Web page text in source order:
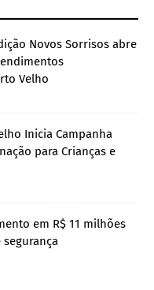
Novos Sorrisos abre
Velho
Inicia Campanha
para Crianças e
em R$ 11 milhões